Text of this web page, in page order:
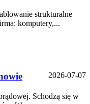
strukturalne
komputery,...
2026-07-07
Schodzą się w